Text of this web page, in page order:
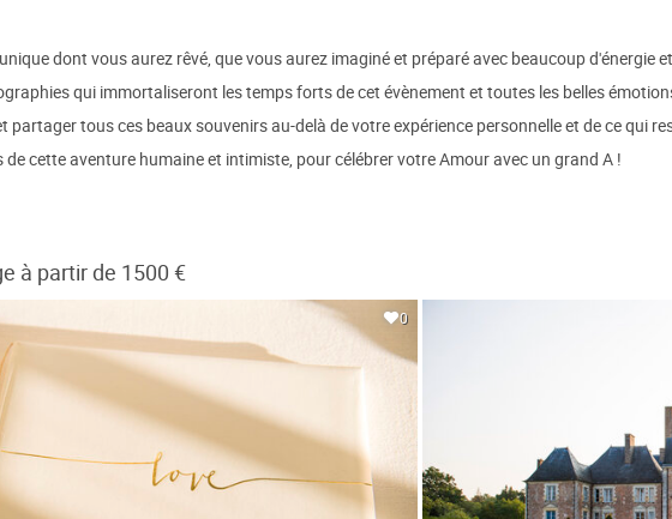
dont vous aurez rêvé, que vous aurez imaginé et préparé avec beaucoup d'énergie
qui immortaliseront les temps forts de cet évènement et toutes les belles
partager tous ces beaux souvenirs au-delà de votre expérience personnelle et de ce qui
cette aventure humaine et intimiste, pour célébrer votre Amour avec un grand A !
à partir de 1500 €
0